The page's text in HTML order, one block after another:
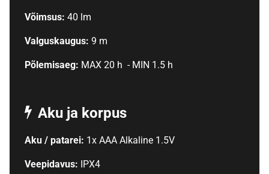
Võimsus: 40 lm
Valguskaugus: 9 m
Põlemisaeg: MAX 20 h - MIN 1.5 h
Aku ja korpus
Aku / patarei: 1x AAA Alkaline 1.5V
Veepidavus: IPX4